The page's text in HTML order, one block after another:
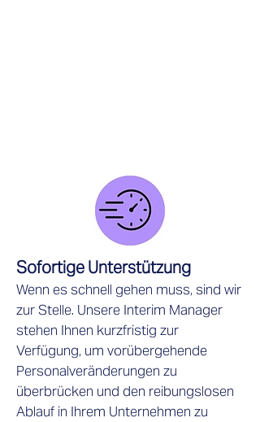
Sofortige Unterstützung
Wenn es schnell gehen muss, sind wir
zur Stelle. Unsere Interim Manager
stehen Ihnen kurzfristig zur
Verfügung, um vorübergehende
Personalveränderungen zu
überbrücken und den reibungslosen
Ablauf in Ihrem Unternehmen zu